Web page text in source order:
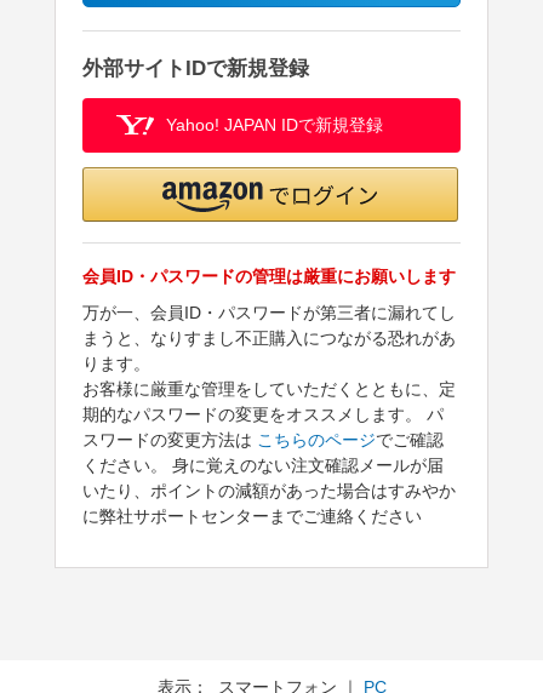
外部サイトIDで新規登録
Yahoo! JAPAN IDで新規登録
会員ID・パスワードの管理は厳重にお願いします
万が一、会員ID・パスワードが第三者に漏れてし
まうと、なりすまし不正購入につながる恐れがあ
ります。
お客様に厳重な管理をしていただくとともに、定
期的なパスワードの変更をオススメします。 パ
スワードの変更方法は こちらのページでご確認
ください。 身に覚えのない注文確認メールが届
いたり、ポイントの減額があった場合はすみやか
に弊社サポートセンターまでご連絡ください
表示： スマートフォン ｜ PC